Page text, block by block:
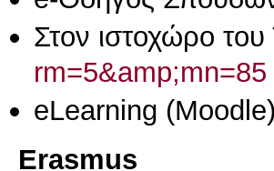
Στον ιστοχώρο
rm=5&amp;mn=85
eLearning
Erasmus